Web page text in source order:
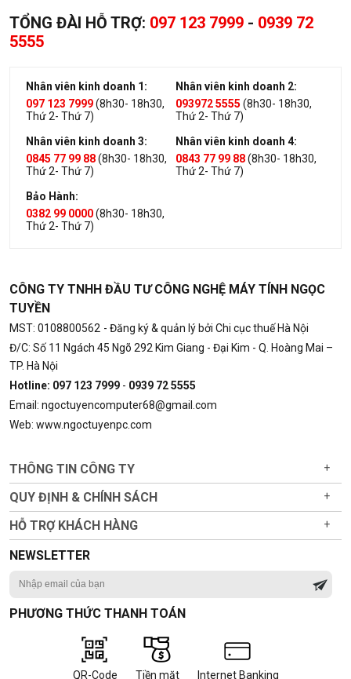
TỔNG ĐÀI HỖ TRỢ: 097 123 7999 - 0939 72
5555
Nhân viên kinh doanh 1:
097 123 7999(8h30- 18h30,
Thứ 2- Thứ 7)
Nhân viên kinh doanh 2:
093972 5555 (8h30- 18h30,
Thứ 2- Thứ 7)
Nhân viên kinh doanh 3:
0845 77 99 88(8h30- 18h30,
Thứ 2- Thứ 7)
Nhân viên kinh doanh 4:
0843 77 99 88(8h30- 18h30,
Thứ 2- Thứ 7)
Bảo Hành:
0382 99 0000(8h30- 18h30,
Thứ 2- Thứ 7)
CÔNG TY TNHH ĐẦU TƯ CÔNG NGHỆ MÁY TÍNH NGỌC
TUYỀN
MST: 0108800562 - Đăng ký & quản lý bởi Chi cục thuế Hà Nội
Đ/C: Số 11 Ngách 45 Ngõ 292 Kim Giang - Đại Kim - Q. Hoàng Mai –
TP. Hà Nội
Hotline: 097 123 7999 - 0939 72 5555
Email: ngoctuyencomputer68@gmail.com
Web: www.ngoctuyenpc.com
THÔNG TIN CÔNG TY +
QUY ĐỊNH & CHÍNH SÁCH +
HỖ TRỢ KHÁCH HÀNG +
NEWSLETTER
PHƯƠNG THỨC THANH TOÁN
QR-Code Tiền mặt Internet Banking